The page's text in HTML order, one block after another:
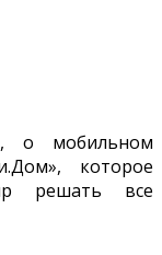
о мобильном
которое
решать все